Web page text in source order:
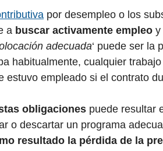
por desempleo o los
a buscar activamente empleo y
adecuada‘ puede ser la
habitualmente, cualquier
estuvo empleado si el contrato
obligaciones puede resultar
o descartar un programa
resultado la pérdida de la